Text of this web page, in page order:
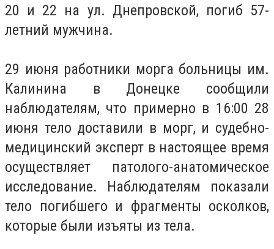
20 и 22 на ул. Днепровской, погиб 57-
летний мужчина.
29 июня работники морга больницы им.
Калинина в Донецке сообщили
наблюдателям, что примерно в 16:00 28
июня тело доставили в морг, и судебно-
медицинский эксперт в настоящее время
осуществляет патолого-анатомическое
исследование. Наблюдателям показали
тело погибшего и фрагменты осколков,
которые были изъяты из тела.